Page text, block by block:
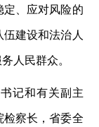
、应对风险的
建设和法治人
人民群众。
记和有关副主
察长，省委全